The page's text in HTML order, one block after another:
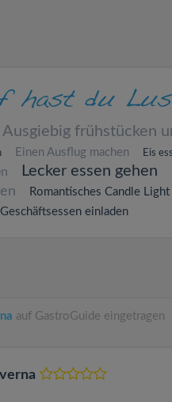
Ausgiebig frühstücken
Einen Ausflug machen Eis
Lecker essen gehen
Romantisches Candle
einladen
auf GastroGuide eingetragen